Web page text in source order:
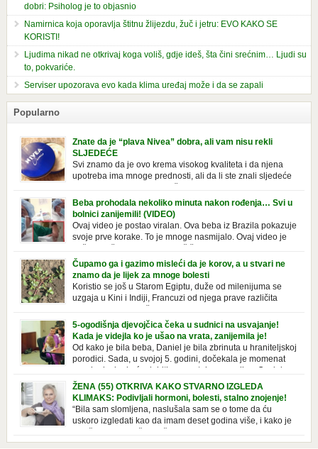
dobri: Psiholog je to objasnio
Namirnica koja oporavlja štitnu žlijezdu, žuč i jetru: EVO KAKO SE
KORISTI!
Ljudima nikad ne otkrivaj koga voliš, gdje ideš, šta čini srećnim… Ljudi su
to, pokvariće.
Serviser upozorava evo kada klima uređaj može i da se zapali
Popularno
Znate da je “plava Nivea” dobra, ali vam nisu rekli
SLJEDEĆE
Svi znamo da je ovo krema visokog kvaliteta i da njena
upotreba ima mnoge prednosti, ali da li ste znali sljedeće
o njoj. Nivea krema u klasičnoj, plavoj kutiji,
prepoznatljivog mirisa i jednostavne formule, jeste nezamenljiv inventar
u kupatilima i muškaraca i žena. Mnogi ljudi se ne odvajaju od nje, pa je
čak nose sa […]
Beba prohodala nekoliko minuta nakon rođenja… Svi u
bolnici zanijemili! (VIDEO)
Ovaj video je postao viralan. Ova beba iz Brazila pokazuje
svoje prve korake. To je mnoge nasmijalo. Ovaj video je
novorođenih beba. Video je snimila babica, pregledalo ga je preko 80
miliona ljudi. Ove babice su ostale u čudu nakon što su vidjeli kako
beba želi […]
Čupamo ga i gazimo misleći da je korov, a u stvari ne
znamo da je lijek za mnoge bolesti
Koristio se još u Starom Egiptu, duže od milenijuma se
uzgaja u Kini i Indiji, Francuzi od njega prave različita
čupamo ga i bacamo kao korov! Tušt je jednogodišnji, ali vrlo uporan
“korov” koji, ka­da nam se jednom nastani u bašti ili dvorištu, teško ga se
5-ogodišnja djevojčica čeka u sudnici na usvajanje!
Kada je videjla ko je ušao na vrata, zanijemila je!
Od kako je bila beba, Daniel je bila zbrinuta u hraniteljskoj
porodici. Sada, u svojoj 5. godini, dočekala je momenat
usvajanja, kada će dobiti novu, stalnu porodicu. Ovaj dan
je bio veoma poseban za djevojčicu i njenu novu porodicu, ali je uskoro
postao još čarobniji, zahvaljujući socijalnom radniku koji poznaje
Daniel. Njenoj novoj porodici je […]
ŽENA (55) OTKRIVA KAKO STVARNO IZGLEDA
KLIMAKS: Podivljali hormoni, bolesti, stalno znojenje!
“Bila sam slomljena, naslušala sam se o tome da ću
uskoro izgledati kao da imam deset godina više, i kako je
to težak period u životu žene, podloga za mnoge bolesti,
gotovo da nema lijeka”, priča Violeta. “Kada sam napunila 48 godina,